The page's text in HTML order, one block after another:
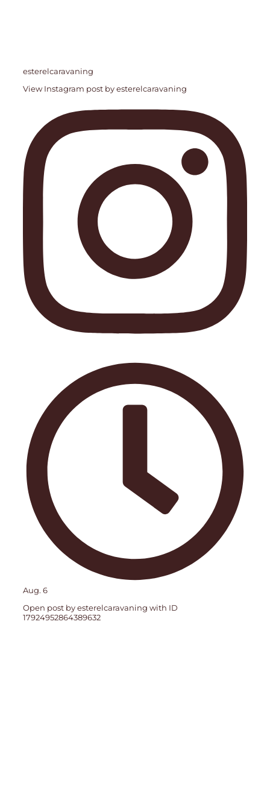
esterelcaravaning
View Instagram post by esterelcaravaning
Aug. 6
Open post by esterelcaravaning with ID
17924952864389632